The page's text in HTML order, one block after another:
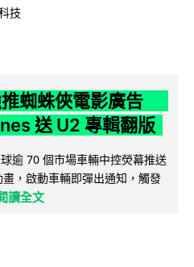
技
蜘蛛俠電影廣告
送 U2 專輯翻版
逾 70 個市場車輛中控熒幕推送
畫，啟動車輛即彈出通知，觸發
讀全文